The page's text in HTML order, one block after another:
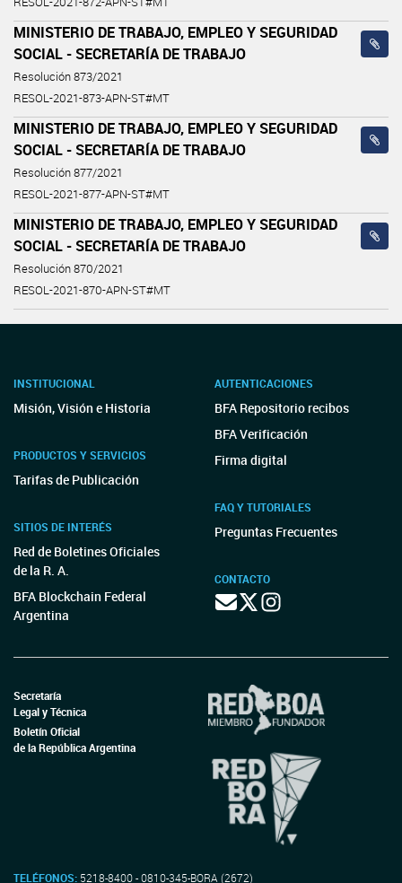
MINISTERIO DE TRABAJO, EMPLEO Y SEGURIDAD
SOCIAL - SECRETARÍA DE TRABAJO
Resolución 873/2021
RESOL-2021-873-APN-ST#MT
MINISTERIO DE TRABAJO, EMPLEO Y SEGURIDAD
SOCIAL - SECRETARÍA DE TRABAJO
Resolución 877/2021
RESOL-2021-877-APN-ST#MT
MINISTERIO DE TRABAJO, EMPLEO Y SEGURIDAD
SOCIAL - SECRETARÍA DE TRABAJO
Resolución 870/2021
RESOL-2021-870-APN-ST#MT
INSTITUCIONAL
Misión, Visión e Historia
PRODUCTOS Y SERVICIOS
Tarifas de Publicación
SITIOS DE INTERÉS
Red de Boletines Oficiales
de la R. A.
BFA Blockchain Federal
Argentina
AUTENTICACIONES
BFA Repositorio recibos
BFA Verificación
Firma digital
FAQ Y TUTORIALES
Preguntas Frecuentes
CONTACTO
Secretaría
Legal y Técnica
Boletín Oficial
de la República Argentina
TELÉFONOS: 5218-8400 - 0810-345-BORA (2672)